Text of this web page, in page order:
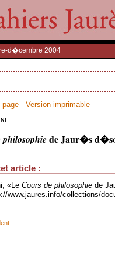
d�cembre 2004
page
Version imprimable
philosophiede Jaur�s
article :
«Le Cours de philosophie de
www.jaures.info/collections/